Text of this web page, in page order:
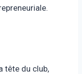
tête du club,